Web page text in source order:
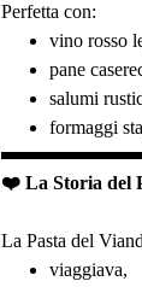
Perfetta con:
vino rosso
pane
salumi
formaggi
❤️ La Storia del
La Pasta del
viaggiava,